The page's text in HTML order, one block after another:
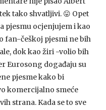
tako shvatljivi. 😛 Opet
pjesmu ocjenjujem i kao
fan-češkoj pjesmi ne bih
dok kao žiri -volio bih
Eurosong događaju su
pjesme kako bi
komercijalno smeće
strana. Kada se to sve